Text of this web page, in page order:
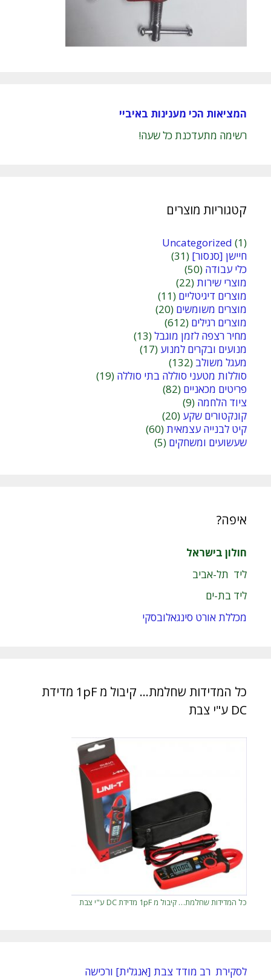
המציאות הכי מענינות באיביי
רשימה מתעדכנת כל שעה!
קטגוריות מוצרים
Uncategorized (1)
חיישן [סנסור] (31)
כלי עבודה (50)
מוצרי שירות(22)
מוצרים דיגיטליים (11)
מוצרים משומשים (20)
מוצרים רגילים (612)
מחיר רצפה לזמן מוגבל(13)
מנועים ובקרים למנוע (17)
מעגל משולב (132)
סוללות מטעני סוללה בתי סוללה (19)
פריטים מכאניים (82)
ציוד הלחמה (9)
קונקטורים שקע (20)
קיט לבנייה עצמאית(60)
שעשועים ומשחקים (5)
איפה?
חולון בישראל
ליד תל-אביב
ליד בת-ים
מכללת אורט סינגאלובסקי
כל המדידות שחלמת… קיבול מ 1pF מדידת
DC ע"י צבת
כל המדידות שחלמת… קיבול מ 1pF מדידת DC ע"י צבת
לסקירת רב מודד צבת [אנגלית] ורכישה